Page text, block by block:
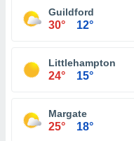
Guildford
30° 12°
Littlehampton
24° 15°
Margate
25° 18°